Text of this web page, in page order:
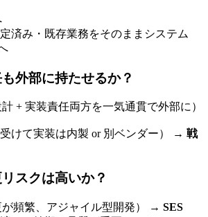
定済み・既存業務を​そのまま​システム
外部に​​持たせるか？
計 + 実装責任両方を​一気通貫で​外部に）
受けて​実装は​内製 or 別ベンダー）​ → 戦
スクは​​高いか？
が​頻繁、​アジャイル型開発）​ → SES